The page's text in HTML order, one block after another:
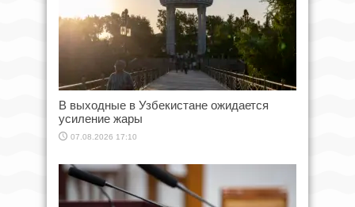
В выходные в Узбекистане ожидается
усиление жары
07.08.2026 17:10